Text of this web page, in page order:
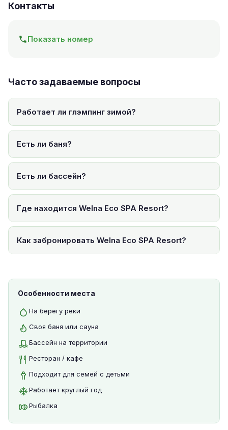
Контакты
Показать номер
Часто задаваемые вопросы
Работает ли глэмпинг зимой?
Есть ли баня?
Есть ли бассейн?
Где находится Welna Eco SPA Resort?
Как забронировать Welna Eco SPA Resort?
Особенности места
На берегу реки
Своя баня или сауна
Бассейн на территории
Ресторан / кафе
Подходит для семей с детьми
Работает круглый год
Рыбалка